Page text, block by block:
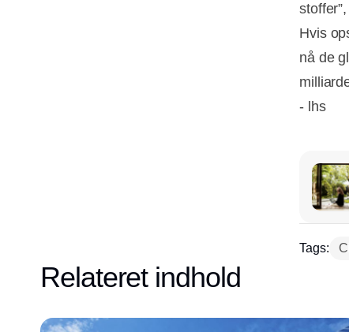
Hvis
nå de
- lhs
Tags:
Relateret indhold